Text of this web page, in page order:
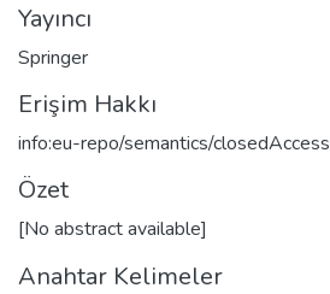
Yayıncı
Springer
Erişim Hakkı
info:eu-repo/semantics/closedAccess
Özet
[No abstract available]
Anahtar Kelimeler